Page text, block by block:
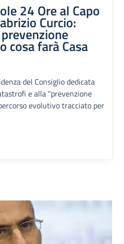
24 Ore al Capo
Curcio:
cosa farà Casa
del Consiglio dedicata
e alla "prevenzione
evolutivo tracciato per